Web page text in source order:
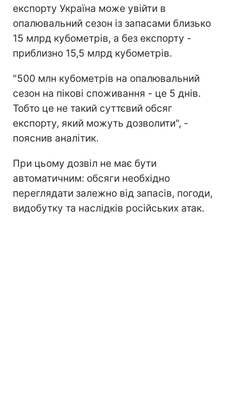
експорту Україна може увійти в
опалювальний сезон із запасами близько
15 млрд кубометрів, а без експорту -
приблизно 15,5 млрд кубометрів.
"500 млн кубометрів на опалювальний
сезон на пікові споживання - це 5 днів.
Тобто це не такий суттєвий обсяг
експорту, який можуть дозволити", -
пояснив аналітик.
При цьому дозвіл не має бути
автоматичним: обсяги необхідно
переглядати залежно від запасів, погоди,
видобутку та наслідків російських атак.